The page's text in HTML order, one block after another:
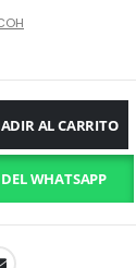
AL CARRITO
WHATSAPP